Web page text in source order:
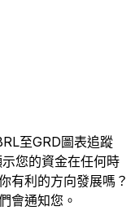
至GRD圖表追蹤
您的資金在任何時
有利的方向發展嗎？
會通知您。